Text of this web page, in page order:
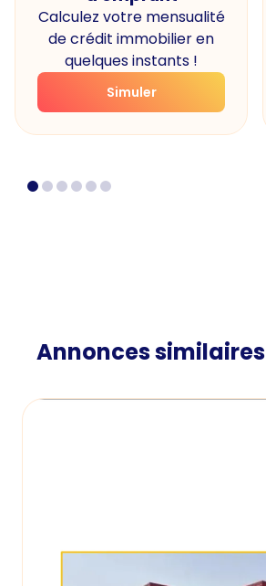
Calculez votre mensualité
de crédit immobilier en
quelques instants !
Simuler
Annonces similaires